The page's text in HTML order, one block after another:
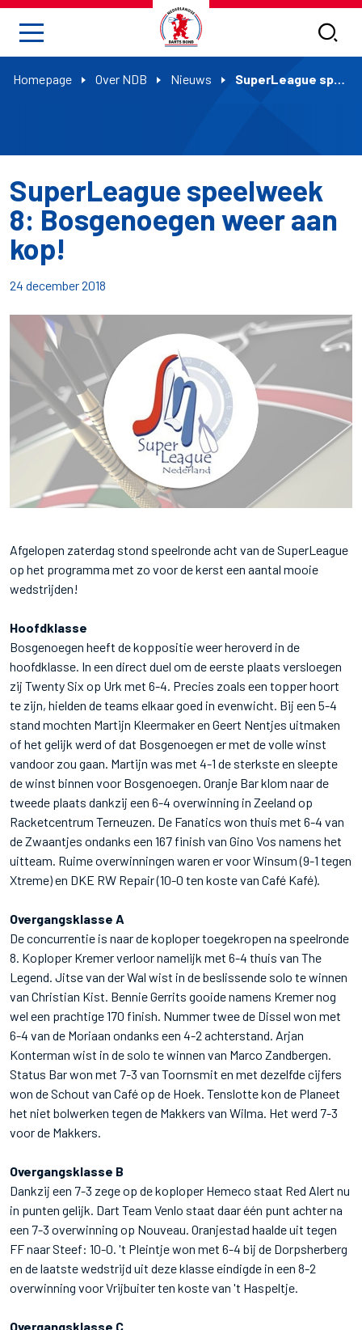
Homepage Over NDB Nieuws SuperLeague speelweek 8: Bosgenoegen weer aan kop!
SuperLeague speelweek
8: Bosgenoegen weer aan
kop!
24 december 2018
Afgelopen zaterdag stond speelronde acht van de SuperLeague
op het programma met zo voor de kerst een aantal mooie
wedstrijden!
Hoofdklasse
Bosgenoegen heeft de koppositie weer heroverd in de
hoofdklasse. In een direct duel om de eerste plaats versloegen
zij Twenty Six op Urk met 6-4. Precies zoals een topper hoort
te zijn, hielden de teams elkaar goed in evenwicht. Bij een 5-4
stand mochten Martijn Kleermaker en Geert Nentjes uitmaken
of het gelijk werd of dat Bosgenoegen er met de volle winst
vandoor zou gaan. Martijn was met 4-1 de sterkste en sleepte
de winst binnen voor Bosgenoegen. Oranje Bar klom naar de
tweede plaats dankzij een 6-4 overwinning in Zeeland op
Racketcentrum Terneuzen. De Fanatics won thuis met 6-4 van
de Zwaantjes ondanks een 167 finish van Gino Vos namens het
uitteam. Ruime overwinningen waren er voor Winsum (9-1 tegen
Xtreme) en DKE RW Repair (10-0 ten koste van Café Kafé).
Overgangsklasse A
De concurrentie is naar de koploper toegekropen na speelronde
8. Koploper Kremer verloor namelijk met 6-4 thuis van The
Legend. Jitse van der Wal wist in de beslissende solo te winnen
van Christian Kist. Bennie Gerrits gooide namens Kremer nog
wel een prachtige 170 finish. Nummer twee de Dissel won met
6-4 van de Moriaan ondanks een 4-2 achterstand. Arjan
Konterman wist in de solo te winnen van Marco Zandbergen.
Status Bar won met 7-3 van Toornsmit en met dezelfde cijfers
won de Schout van Café op de Hoek. Tenslotte kon de Planeet
het niet bolwerken tegen de Makkers van Wilma. Het werd 7-3
voor de Makkers.
Overgangsklasse B
Dankzij een 7-3 zege op de koploper Hemeco staat Red Alert nu
in punten gelijk. Dart Team Venlo staat daar één punt achter na
een 7-3 overwinning op Nouveau. Oranjestad haalde uit tegen
FF naar Steef: 10-0. 't Pleintje won met 6-4 bij de Dorpsherberg
en de laatste wedstrijd uit deze klasse eindigde in een 8-2
overwinning voor Vrijbuiter ten koste van 't Haspeltje.
Overgangsklasse C